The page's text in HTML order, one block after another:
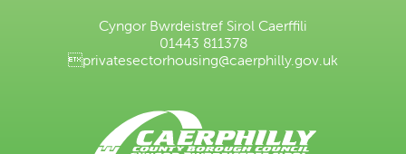
Cyngor Bwrdeistref Sirol Caerffili
01443 811378
privatesectorhousing@caerphilly.gov.uk